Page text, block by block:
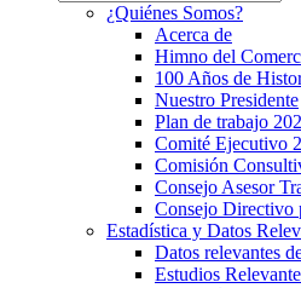
¿Quiénes Somos?
Acerca de
Himno del
100 Años de
Nuestro Presidente
Plan de trabajo
Comité Ejecutivo
Comisión
Consejo Asesor
Consejo Directivo
Estadística y Datos
Datos relevantes
Estudios